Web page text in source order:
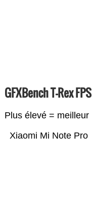
GFXBench T-Rex FPS
Plus élevé = meilleur
Xiaomi Mi Note Pro